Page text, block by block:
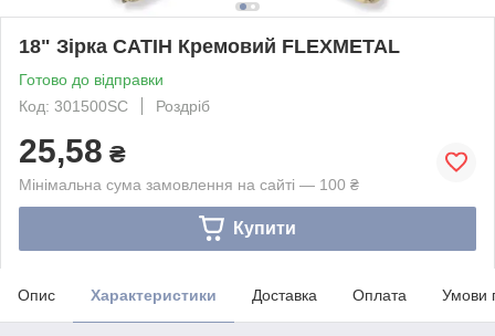
18" Зірка САТІН Кремовий FLEXMETAL
Готово до відправки
Код: 301500SC
Роздріб
25,58 ₴
Мінімальна сума замовлення на сайті — 100 ₴
Купити
Опис Характеристики Доставка Оплата Умови